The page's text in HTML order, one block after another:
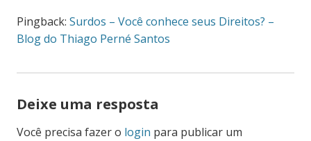
Pingback: Surdos – Você conhece seus Direitos? –
Blog do Thiago Perné Santos
Deixe uma resposta
Você precisa fazer o login para publicar um